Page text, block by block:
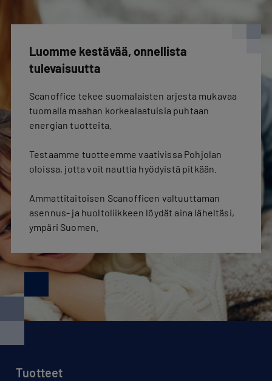
Luomme kestävää, onnellista
tulevaisuutta
Scanoffice tekee suomalaisten arjesta mukavaa
tuomalla maahan korkealaatuisia puhtaan
energian tuotteita.
Testaamme tuotteemme vaativissa Pohjolan
oloissa, jotta voit nauttia hyödyistä pitkään.
Ammattitaitoisen Scanofficen valtuuttaman
asennus- ja huoltoliikkeen löydät aina läheltäsi,
ympäri Suomen.
Tuotteet